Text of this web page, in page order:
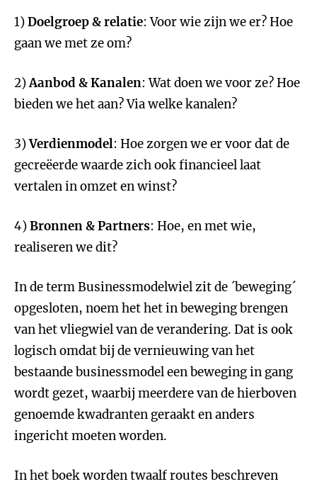
1)Doelgroep & relatie: Voor wie zijn we er? Hoe
gaan we met ze om?
2)Aanbod & Kanalen: Wat doen we voor ze? Hoe
bieden we het aan? Via welke kanalen?
3)Verdienmodel: Hoe zorgen we er voor dat de
gecreëerde waarde zich ook financieel laat
vertalen in omzet en winst?
4)Bronnen & Partners: Hoe, en met wie,
realiseren we dit?
In de term Businessmodelwiel zit de ´beweging´
opgesloten, noem het het in beweging brengen
van het vliegwiel van de verandering. Dat is ook
logisch omdat bij de vernieuwing van het
bestaande businessmodel een beweging in gang
wordt gezet, waarbij meerdere van de hierboven
genoemde kwadranten geraakt en anders
ingericht moeten worden.
In het boek worden twaalf routes beschreven